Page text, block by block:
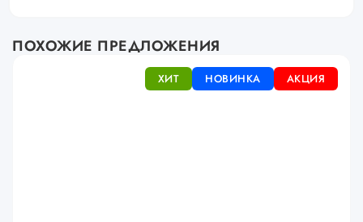
ПОХОЖИЕ ПРЕДЛОЖЕНИЯ
АКЦИЯ
НОВИНКА
ХИТ